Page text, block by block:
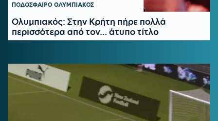
ΠΟΔΟΣΦΑΙΡΟ ΟΛΥΜΠΙΑΚΟΣ
Ολυμπιακός: Στην Κρήτη πήρε πολλά
περισσότερα από τον... άτυπο τίτλο